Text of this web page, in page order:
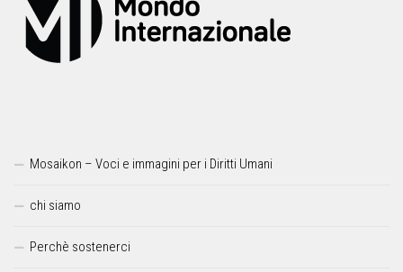
Mosaikon – Voci e immagini per i Diritti Umani
chi siamo
Perchè sostenerci